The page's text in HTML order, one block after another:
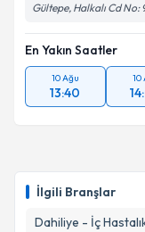
İlgili Branşlar
Dahiliye - İç
Gültepe, Halkalı Cd
En Yakın Saatler
10 Ağu
13:40
10